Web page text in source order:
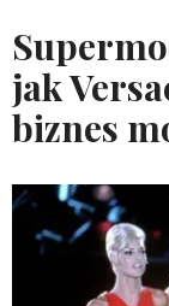
jak
biznes